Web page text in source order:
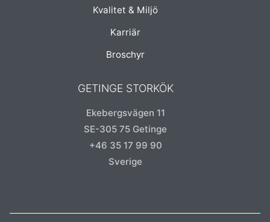
Kvalitet & Miljö
Karriär
Broschyr
GETINGE STORKÖK
Ekebergsvägen 11
SE-305 75 Getinge
+46 35 17 99 90
Sverige